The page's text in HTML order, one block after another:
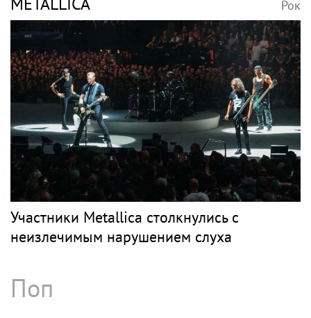
Рок
Участники Metallica столкнулись с
неизлечимым нарушением слуха
Поп